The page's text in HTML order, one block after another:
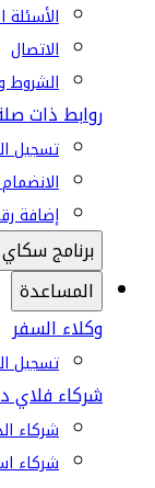
الأسئلة
الاتصال
الشروط
روابط ذات
تسجيل
إضافة
برنامج سكاي
المساعدة
وكلاء السفر
تسجيل
شركاء فلاي
شركاء
شركاء